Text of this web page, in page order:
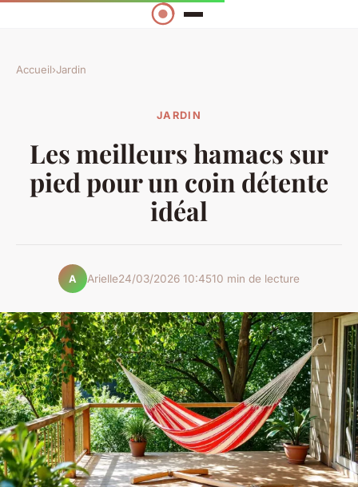
Accueil›Jardin
JARDIN
Les meilleurs hamacs sur
pied pour un coin détente
idéal
A Arielle24/03/2026 10:4510 min de lecture